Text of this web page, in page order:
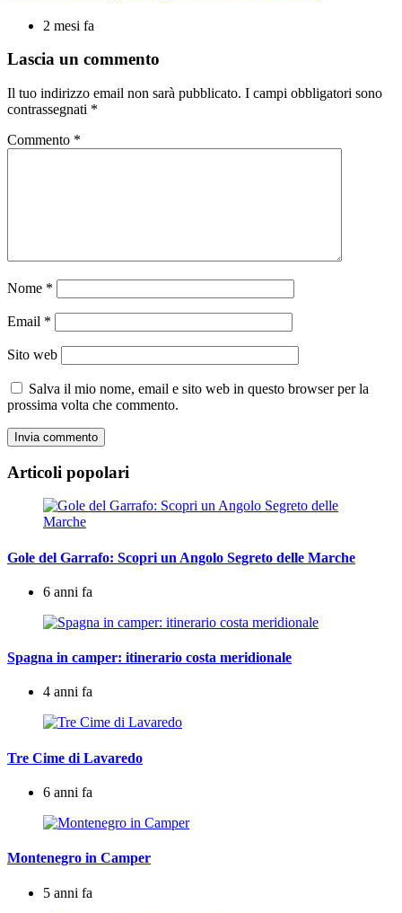
2 mesi fa
Lascia un commento
Il tuo indirizzo email non sarà pubblicato. I campi obbligatori sono
contrassegnati *
Commento *
Nome *
Email *
Sito web
Salva il mio nome, email e sito web in questo browser per la
prossima volta che commento.
Articoli popolari
Gole del Garrafo: Scopri un Angolo Segreto delle Marche
6 anni fa
Spagna in camper: itinerario costa meridionale
4 anni fa
Tre Cime di Lavaredo
6 anni fa
Montenegro in Camper
5 anni fa